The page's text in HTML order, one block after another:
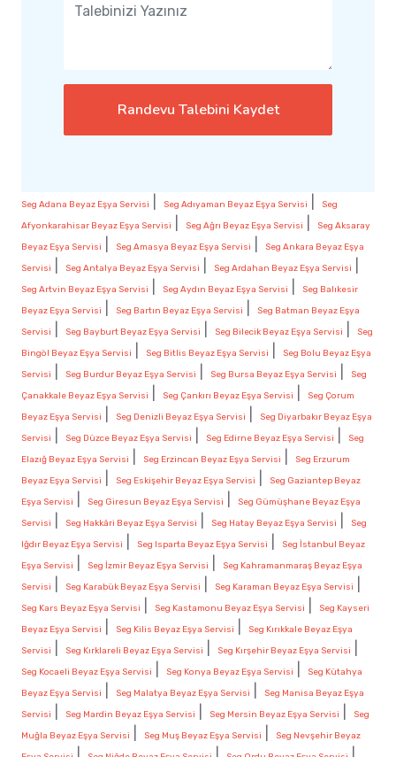
Randevu Talebini Kaydet
Seg Adana Beyaz Eşya Servisi Seg Adıyaman Beyaz Eşya Servisi
Seg
Afyonkarahisar Beyaz Eşya Servisi
Seg Ağrı Beyaz Eşya Servisi
Seg Aksaray
Beyaz Eşya Servisi
Seg Amasya Beyaz Eşya Servisi
Seg Ankara Beyaz Eşya
Servisi
Seg Antalya Beyaz Eşya Servisi Seg Ardahan Beyaz Eşya Servisi
Seg Artvin Beyaz Eşya Servisi Seg Aydın Beyaz Eşya Servisi
Seg Balıkesir
Beyaz Eşya Servisi
Seg Bartın Beyaz Eşya Servisi
Seg Batman Beyaz Eşya
Servisi
Seg Bayburt Beyaz Eşya Servisi Seg Bilecik Beyaz Eşya Servisi
Seg
Bingöl Beyaz Eşya Servisi
Seg Bitlis Beyaz Eşya Servisi
Seg Bolu Beyaz Eşya
Servisi
Seg Burdur Beyaz Eşya Servisi Seg Bursa Beyaz Eşya Servisi
Seg
Çanakkale Beyaz Eşya Servisi
Seg Çankırı Beyaz Eşya Servisi
Seg Çorum
Beyaz Eşya Servisi
Seg Denizli Beyaz Eşya Servisi
Seg Diyarbakır Beyaz Eşya
Servisi
Seg Düzce Beyaz Eşya Servisi Seg Edirne Beyaz Eşya Servisi
Seg
Elazığ Beyaz Eşya Servisi
Seg Erzincan Beyaz Eşya Servisi
Seg Erzurum
Beyaz Eşya Servisi
Seg Eskişehir Beyaz Eşya Servisi
Seg Gaziantep Beyaz
Eşya Servisi
Seg Giresun Beyaz Eşya Servisi
Seg Gümüşhane Beyaz Eşya
Servisi
Seg Hakkâri Beyaz Eşya Servisi Seg Hatay Beyaz Eşya Servisi
Seg
Iğdır Beyaz Eşya Servisi
Seg Isparta Beyaz Eşya Servisi
Seg İstanbul Beyaz
Eşya Servisi
Seg İzmir Beyaz Eşya Servisi
Seg Kahramanmaraş Beyaz Eşya
Servisi
Seg Karabük Beyaz Eşya Servisi Seg Karaman Beyaz Eşya Servisi
Seg Kars Beyaz Eşya Servisi Seg Kastamonu Beyaz Eşya Servisi
Seg Kayseri
Beyaz Eşya Servisi
Seg Kilis Beyaz Eşya Servisi
Seg Kırıkkale Beyaz Eşya
Servisi
Seg Kırklareli Beyaz Eşya Servisi Seg Kırşehir Beyaz Eşya Servisi
Seg Kocaeli Beyaz Eşya Servisi Seg Konya Beyaz Eşya Servisi
Seg Kütahya
Beyaz Eşya Servisi
Seg Malatya Beyaz Eşya Servisi
Seg Manisa Beyaz Eşya
Servisi
Seg Mardin Beyaz Eşya Servisi Seg Mersin Beyaz Eşya Servisi
Seg
Muğla Beyaz Eşya Servisi
Seg Muş Beyaz Eşya Servisi
Seg Nevşehir Beyaz